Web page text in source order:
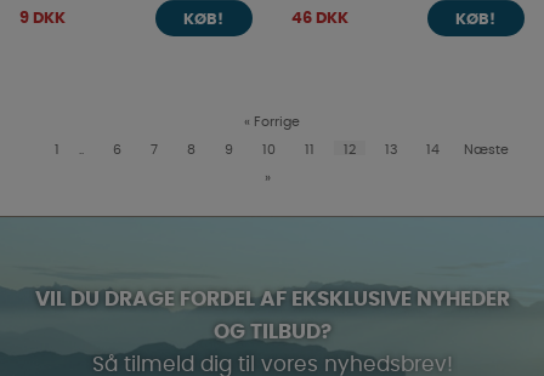
9 DKK KØB! 46 DKK KØB!
« Forrige
1 6 7 8 9 10 11 12 13 14 Næste
»
VIL DU DRAGE FORDEL AF EKSKLUSIVE NYHEDER
OG TILBUD?
Så tilmeld dig til vores nyhedsbrev!